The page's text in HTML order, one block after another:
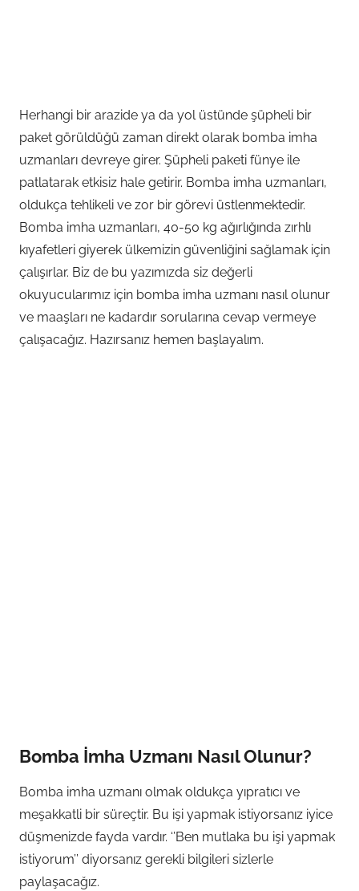
Herhangi bir arazide ya da yol üstünde şüpheli bir
paket görüldüğü zaman direkt olarak bomba imha
uzmanları devreye girer. Şüpheli paketi fünye ile
patlatarak etkisiz hale getirir. Bomba imha uzmanları,
oldukça tehlikeli ve zor bir görevi üstlenmektedir.
Bomba imha uzmanları, 40-50 kg ağırlığında zırhlı
kıyafetleri giyerek ülkemizin güvenliğini sağlamak için
çalışırlar. Biz de bu yazımızda siz değerli
okuyucularımız için bomba imha uzmanı nasıl olunur
ve maaşları ne kadardır sorularına cevap vermeye
çalışacağız. Hazırsanız hemen başlayalım.
Bomba İmha Uzmanı Nasıl Olunur?
Bomba imha uzmanı olmak oldukça yıpratıcı ve
meşakkatli bir süreçtir. Bu işi yapmak istiyorsanız iyice
düşmenizde fayda vardır. ‘’Ben mutlaka bu işi yapmak
istiyorum’’ diyorsanız gerekli bilgileri sizlerle
paylaşacağız.